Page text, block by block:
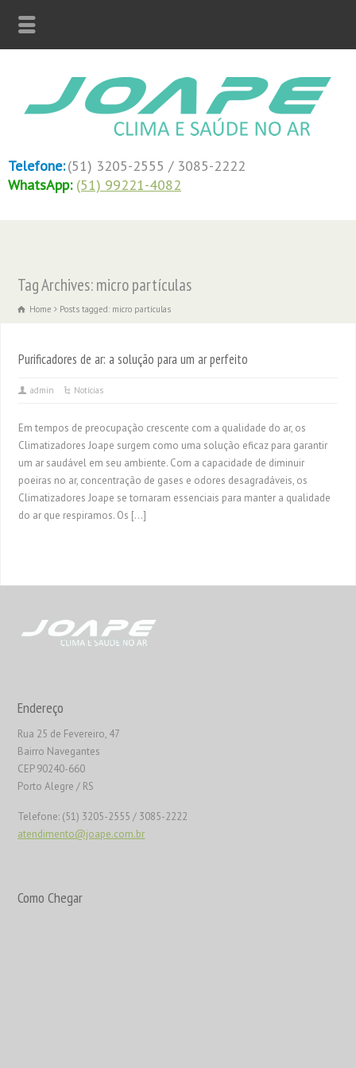
Telefone:(51) 3205-2555 / 3085-2222
WhatsApp: (51) 99221-4082
Tag Archives: micro partículas
Home Posts tagged: micro partículas
Purificadores de ar: a solução para um ar perfeito
admin Notícias
Em tempos de preocupação crescente com a qualidade do ar, os
Climatizadores Joape surgem como uma solução eficaz para garantir
um ar saudável em seu ambiente. Com a capacidade de diminuir
poeiras no ar, concentração de gases e odores desagradáveis, os
Climatizadores Joape se tornaram essenciais para manter a qualidade
do ar que respiramos. Os […]
Endereço
Rua 25 de Fevereiro, 47
Bairro Navegantes
CEP 90240-660
Porto Alegre / RS
Telefone: (51) 3205-2555 / 3085-2222
atendimento@joape.com.br
Como Chegar